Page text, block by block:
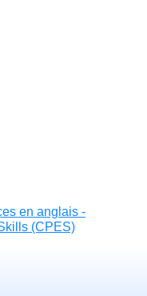
en anglais -
(CPES)